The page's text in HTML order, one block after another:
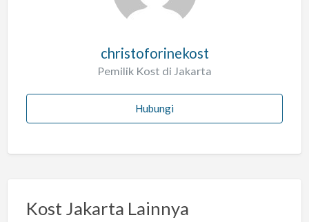
christoforinekost
Pemilik Kost di Jakarta
Hubungi
Kost Jakarta Lainnya